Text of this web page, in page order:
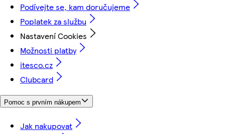
Podívejte se, kam doručujeme
Poplatek za službu
Nastavení Cookies
Možnosti platby
itesco.cz
Clubcard
Pomoc s prvním nákupem
Jak nakupovat